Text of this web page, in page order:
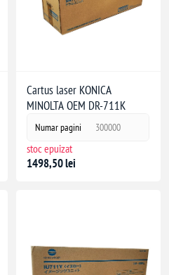
Cartus laser KONICA
MINOLTA OEM DR-711K
Numar pagini 300000
stoc epuizat
1498,50 lei